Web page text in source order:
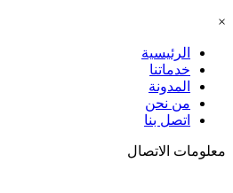
×
الرئيسية
خدماتنا
المدونة
من نحن
اتصل بنا
معلومات الاتصال